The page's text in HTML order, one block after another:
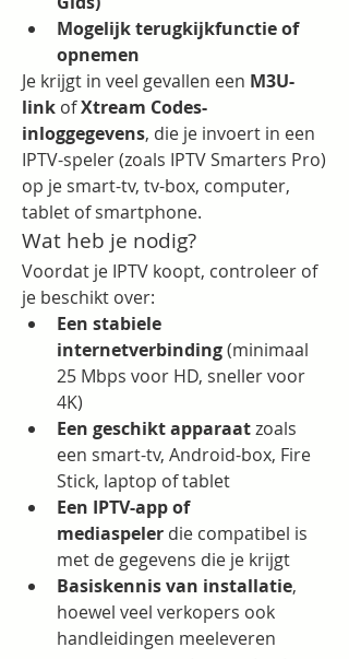
Mogelijk terugkijkfunctie of
opnemen
Je krijgt in veel gevallen een M3U-
link of Xtream Codes-
inloggegevens, die je invoert in een
IPTV-speler (zoals IPTV Smarters Pro)
op je smart-tv, tv-box, computer,
tablet of smartphone.
Wat heb je nodig?
Voordat je IPTV koopt, controleer of
je beschikt over:
Een stabiele
internetverbinding (minimaal
25 Mbps voor HD, sneller voor
4K)
Een geschikt apparaat zoals
een smart-tv, Android-box, Fire
Stick, laptop of tablet
Een IPTV-app of
mediaspeler die compatibel is
met de gegevens die je krijgt
Basiskennis van installatie,
hoewel veel verkopers ook
handleidingen meeleveren